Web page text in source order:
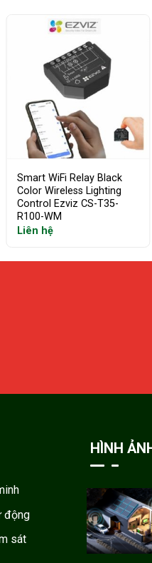
Smart WiFi Relay Black
Color Wireless Lighting
Control Ezviz CS-T35-
R100-WM
Liên hệ
động
sát
HÌNH